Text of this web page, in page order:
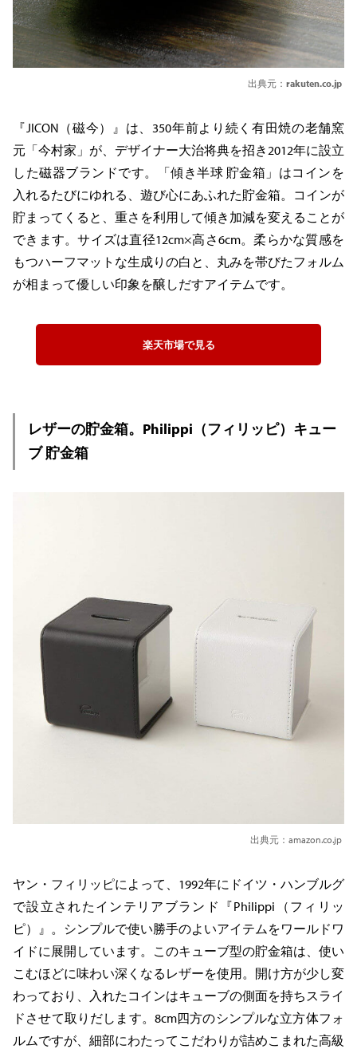
出典元： rakuten.co.jp
『JICON（磁今）』は、350年前より続く有田焼の老舗窯
元「今村家」が、デザイナー大治将典を招き2012年に設立
した磁器ブランドです。「傾き半球 貯金箱」はコインを
入れるたびにゆれる、遊び心にあふれた貯金箱。コインが
貯まってくると、重さを利用して傾き加減を変えることが
できます。サイズは直径12cm×高さ6cm。柔らかな質感を
もつハーフマットな生成りの白と、丸みを帯びたフォルム
が相まって優しい印象を醸しだすアイテムです。
楽天市場で見る
レザーの貯金箱。Philippi（フィリッピ）キュー
ブ 貯金箱
出典元：amazon.co.jp
ヤン・フィリッピによって、1992年にドイツ・ハンブルグ
で設立されたインテリアブランド『Philippi（フィリッ
ピ）』。シンプルで使い勝手のよいアイテムをワールドワ
イドに展開しています。このキューブ型の貯金箱は、使い
こむほどに味わい深くなるレザーを使用。開け方が少し変
わっており、入れたコインはキューブの側面を持ちスライ
ドさせて取りだします。8cm四方のシンプルな立方体フォ
ルムですが、細部にわたってこだわりが詰めこまれた高級